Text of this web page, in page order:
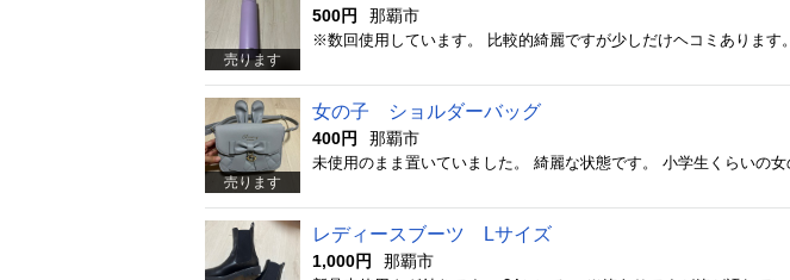
売ります
500円 那覇市
※数回使用しています。 比較的綺麗ですが少しだけヘコミあります
売ります
女の子 ショルダーバッグ
400円 那覇市
未使用のまま置いていました。 綺麗な状態です。 小学生くらいの女
レディースブーツ Lサイズ
1,000円 那覇市